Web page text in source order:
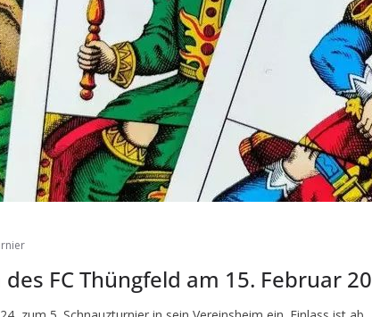
FC Thüngfeld am 15. Februar